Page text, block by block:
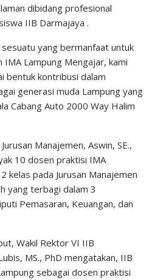
dibidang profesional
IIB Darmajaya .
yang bermanfaat untuk
Lampung Mengajar, kami
bentuk kontribusi dalam
generasi muda Lampung yang
Cabang Auto 2000 Way Halim
Manajemen, Aswin, SE.,
10 dosen praktisi IMA
kelas pada Jurusan Manajemen
yang terbagi dalam 3
Pemasaran, Keuangan, dan
Wakil Rektor VI IIB
MS., PhD mengatakan, IIB
sebagai dosen praktisi